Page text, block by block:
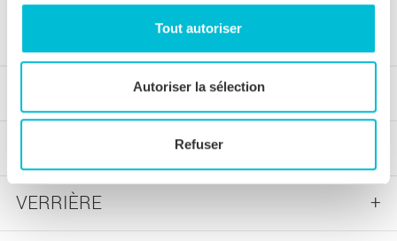
Tout autoriser
Autoriser la sélection
Refuser
VERRIÈRE